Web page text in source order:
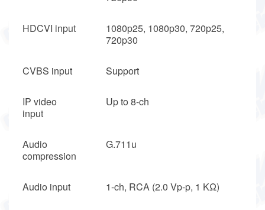
HDCVI input
1080p25, 1080p30, 720p25,
720p30
CVBS input Support
IP video
input
Up to 8-ch
Audio
compression
G.711u
Audio input 1-ch, RCA (2.0 Vp-p, 1 KΩ)